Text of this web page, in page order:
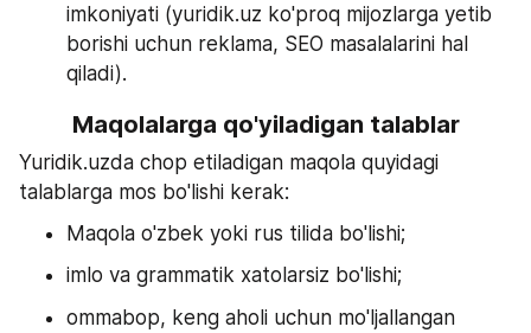
imkoniyati (yuridik.uz ko'proq mijozlarga yetib
borishi uchun reklama, SEO masalalarini hal
qiladi).
Maqolalarga qo'yiladigan talablar
Yuridik.uzda chop etiladigan maqola quyidagi
talablarga mos bo'lishi kerak:
Maqola o'zbek yoki rus tilida bo'lishi;
imlo va grammatik xatolarsiz bo'lishi;
ommabop, keng aholi uchun mo'ljallangan